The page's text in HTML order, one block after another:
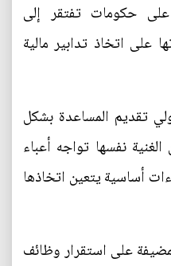
حكومات تفتقر إلى
على اتخاذ تدابير مالية
تقديم المساعدة بشكل
نفسها تواجه أعباء
أساسية يتعين اتخاذها
على استقرار وظائف